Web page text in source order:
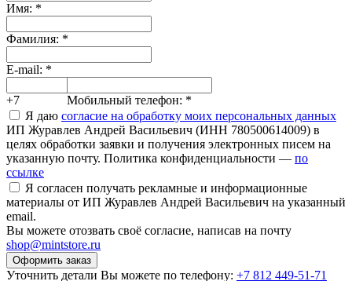
Имя: *
Фамилия: *
E-mail: *
+7 Мобильный телефон: *
Я даю согласие на обработку моих персональных данных
ИП Журавлев Андрей Васильевич (ИНН 780500614009) в
целях обработки заявки и получения электронных писем на
указанную почту. Политика конфиденциальности — по
ссылке
Я согласен получать рекламные и информационные
материалы от ИП Журавлев Андрей Васильевич на указанный
email.
Вы можете отозвать своё согласие, написав на почту
shop@mintstore.ru
Оформить заказ
Уточнить детали Вы можете по телефону: +7 812 449-51-71